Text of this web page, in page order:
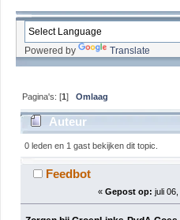
Powered by Translate
Pagina's: [1]Omlaag
Auteur
GroenLinks-PvdA Goes
â€˜Ik ben echt
(gelezen 147 keer)
0 leden en 1 gast bekijken dit topic.
Feedbot
« Gepost op: juli